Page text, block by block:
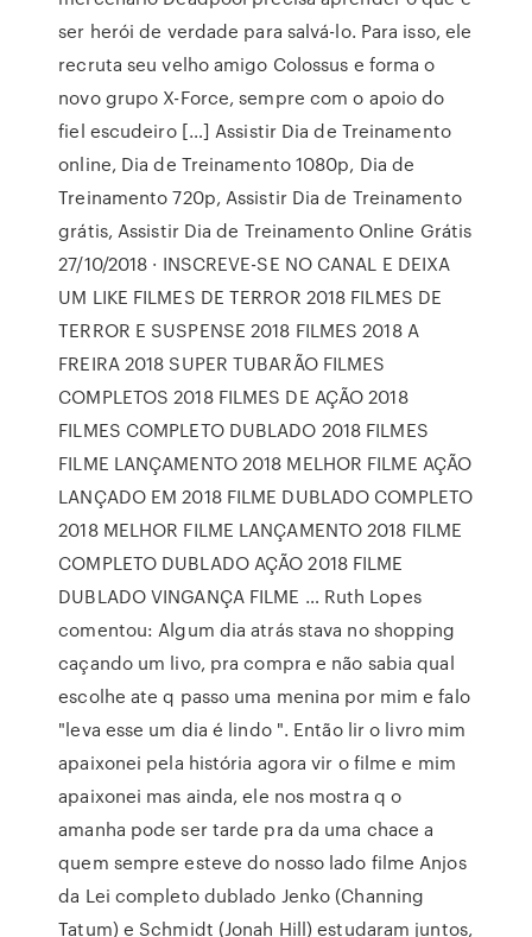
ser herói de verdade para salvá-lo. Para isso, ele
recruta seu velho amigo Colossus e forma o
novo grupo X-Force, sempre com o apoio do
fiel escudeiro […] Assistir Dia de Treinamento
online, Dia de Treinamento 1080p, Dia de
Treinamento 720p, Assistir Dia de Treinamento
grátis, Assistir Dia de Treinamento Online Grátis
27/10/2018 · INSCREVE-SE NO CANAL E DEIXA
UM LIKE FILMES DE TERROR 2018 FILMES DE
TERROR E SUSPENSE 2018 FILMES 2018 A
FREIRA 2018 SUPER TUBARÃO FILMES
COMPLETOS 2018 FILMES DE AÇÃO 2018
FILMES COMPLETO DUBLADO 2018 FILMES
FILME LANÇAMENTO 2018 MELHOR FILME AÇÃO
LANÇADO EM 2018 FILME DUBLADO COMPLETO
2018 MELHOR FILME LANÇAMENTO 2018 FILME
COMPLETO DUBLADO AÇÃO 2018 FILME
DUBLADO VINGANÇA FILME … Ruth Lopes
comentou: Algum dia atrás stava no shopping
caçando um livo, pra compra e não sabia qual
escolhe ate q passo uma menina por mim e falo
"leva esse um dia é lindo ". Então lir o livro mim
apaixonei pela história agora vir o filme e mim
apaixonei mas ainda, ele nos mostra q o
amanha pode ser tarde pra da uma chace a
quem sempre esteve do nosso lado filme Anjos
da Lei completo dublado Jenko (Channing
Tatum) e Schmidt (Jonah Hill) estudaram juntos,